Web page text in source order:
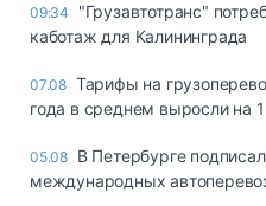
09:34
"Грузавтотранс"
каботаж для Калининграда
07.08 Тарифы на
года в среднем выросли на
05.08 В Петербурге
международных